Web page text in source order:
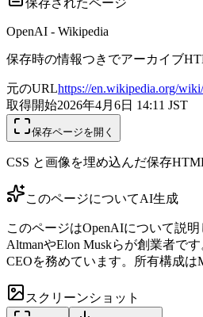
OpenAI - Wikipedia
保存時の情報つきでアーカイブ
元のURLhttps://en.wikipedia.org/
取得開始2026年4月6日 14:11 JST
保存ページを開く
CSS と画像を埋め込んだ保存
このページについてAI生成
このページはOpenAIについて説
AltmanやElon Muskらが創業者で
CEOを務めています。所有構成は
スクリーンショット